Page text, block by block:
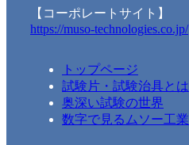
ク
【コーポレートサイト】
https://muso-technologies.co.jp/
トップページ
試験片・試験治具とは
奥深い試験の世界
数字で見るムソー工業